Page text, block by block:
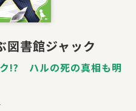
図書館ジャック
!? ハルの死の真相も明